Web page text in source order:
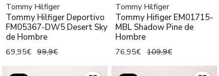
Tommy Hilfiger
Tommy Hilfiger Deportivo
FM05367-DW5 Desert Sky
de Hombre
69,95€ 99,9€
Tommy Hilfiger
Tommy Hifiger EM01715-
MBL Shadow Pine de
Hombre
76,95€ 109,9€